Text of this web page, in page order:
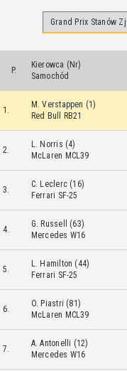
P.
Kierowca (Nr)
Samochód
1.
M. Verstappen (1)
Red Bull RB21
2.
L. Norris (4)
McLaren MCL39
3.
C. Leclerc (16)
Ferrari SF-25
4.
G. Russell (63)
Mercedes W16
5.
L. Hamilton (44)
Ferrari SF-25
6.
O. Piastri (81)
McLaren MCL39
7.
A. Antonelli (12)
Mercedes W16